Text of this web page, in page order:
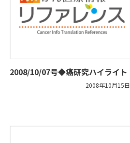
2008/10/07号◆癌研究ハイライト
2008年10月15日